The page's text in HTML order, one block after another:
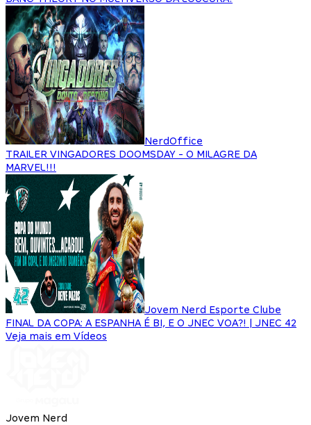
NerdOffice
TRAILER VINGADORES DOOMSDAY - O MILAGRE DA
MARVEL!!!
Jovem Nerd Esporte Clube
FINAL DA COPA: A ESPANHA É BI, E O JNEC VOA?! | JNEC 42
Veja mais em Vídeos
Jovem Nerd